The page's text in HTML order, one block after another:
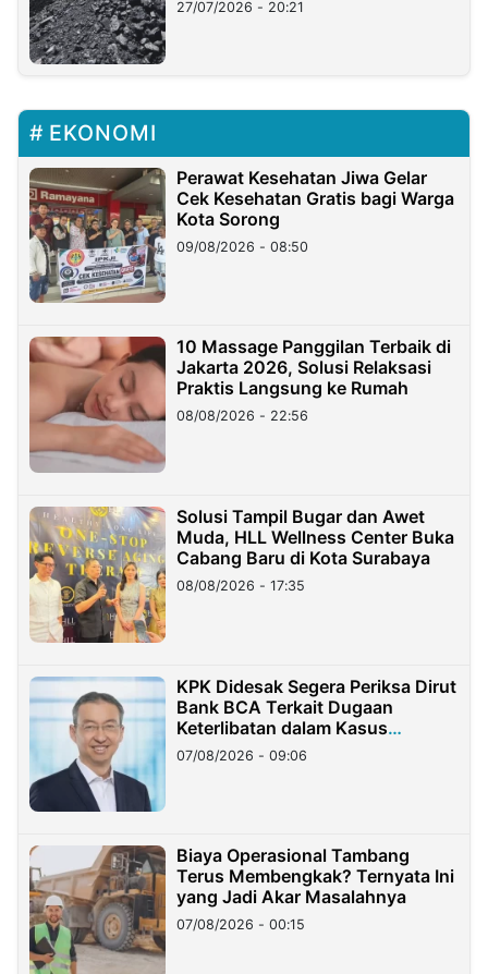
27/07/2026 - 20:21
EKONOMI
Perawat Kesehatan Jiwa Gelar
Cek Kesehatan Gratis bagi Warga
Kota Sorong
09/08/2026 - 08:50
10 Massage Panggilan Terbaik di
Jakarta 2026, Solusi Relaksasi
Praktis Langsung ke Rumah
08/08/2026 - 22:56
Solusi Tampil Bugar dan Awet
Muda, HLL Wellness Center Buka
Cabang Baru di Kota Surabaya
08/08/2026 - 17:35
KPK Didesak Segera Periksa Dirut
Bank BCA Terkait Dugaan
Keterlibatan dalam Kasus
Hilangnya Dana Nasabah Rp2,58
Miliar
07/08/2026 - 09:06
Biaya Operasional Tambang
Terus Membengkak? Ternyata Ini
yang Jadi Akar Masalahnya
07/08/2026 - 00:15